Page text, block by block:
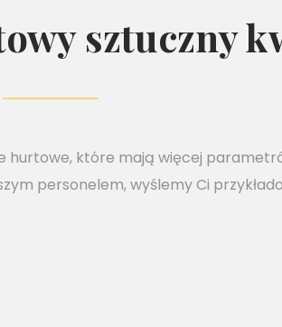
sztuczny
hurtowe, które mają więcej
personelem, wyślemy Ci